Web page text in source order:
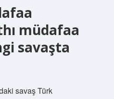
müdafaa
savaşta
savaş Türk